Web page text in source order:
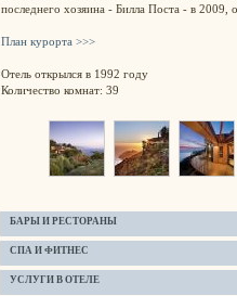
последнего хозяина - Билла Поста - в 2009,
План курорта >>>
Отель открылся в 1992 году
Количество комнат: 39
БАРЫ И РЕСТОРАНЫ
СПА И ФИТНЕС
УСЛУГИ В ОТЕЛЕ